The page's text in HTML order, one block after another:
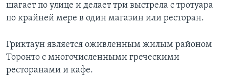
шагает по улице и делает три выстрела с тротуара
по крайней мере в один магазин или ресторан.
Гриктаун является оживленным жилым районом
Торонто с многочисленными греческими
ресторанами и кафе.